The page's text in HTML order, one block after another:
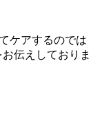
ケアするのでは
伝えしておりま